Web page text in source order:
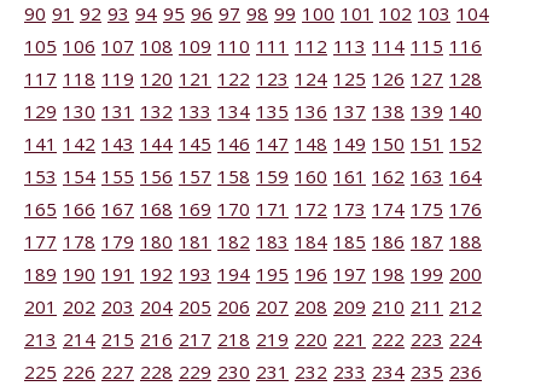
90 91 92 93 94 95 96 97 98 99 100 101 102 103 104
105 106 107 108 109 110 111 112 113 114 115 116
117 118 119 120 121 122 123 124 125 126 127 128
129 130 131 132 133 134 135 136 137 138 139 140
141 142 143 144 145 146 147 148 149 150 151 152
153 154 155 156 157 158 159 160 161 162 163 164
165 166 167 168 169 170 171 172 173 174 175 176
177 178 179 180 181 182 183 184 185 186 187 188
189 190 191 192 193 194 195 196 197 198 199 200
201 202 203 204 205 206 207 208 209 210 211 212
213 214 215 216 217 218 219 220 221 222 223 224
225 226 227 228 229 230 231 232 233 234 235 236